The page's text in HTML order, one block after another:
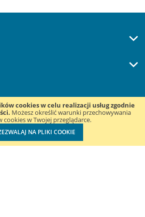
cookies w celu realizacji usług zgodnie
Możesz określić warunki przechowywania
w Twojej przeglądarce.
NA PLIKI COOKIE
Śledź nas w mediach
społecznościowych: